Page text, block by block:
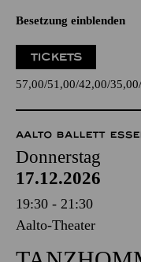
Besetzung einblenden
TICKETS
57,00 51,00 42,00 35,00
AALTO BALLETT
Donnerstag
17.12.2026
19:30 - 21:30
Aalto-Theater